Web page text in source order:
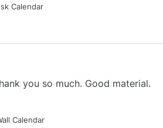
Calendar
you so much. Good material.
Calendar